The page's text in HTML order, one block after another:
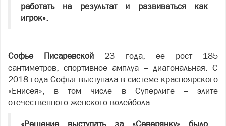
работать на результат и развиваться как
игрок».
Софье Писаревской 23 года, ее рост 185
сантиметров, спортивное амплуа – диагональная. С
2018 года Софья выступала в системе красноярского
«Енисея», в том числе в Суперлиге – элите
отечественного женского волейбола.
«Решение выступать за «Северянку» было